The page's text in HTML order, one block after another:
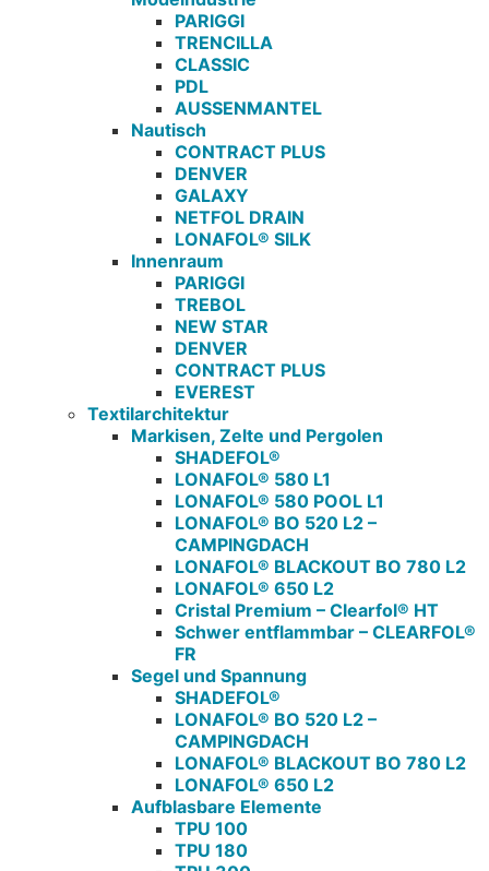
PARIGGI
TRENCILLA
CLASSIC
PDL
AUSSENMANTEL
Nautisch
CONTRACT PLUS
DENVER
GALAXY
NETFOL DRAIN
LONAFOL® SILK
Innenraum
PARIGGI
TREBOL
NEW STAR
DENVER
CONTRACT PLUS
EVEREST
Textilarchitektur
Markisen, Zelte und Pergolen
SHADEFOL®
LONAFOL® 580 L1
LONAFOL® 580 POOL L1
LONAFOL® BO 520 L2 –
CAMPINGDACH
LONAFOL® BLACKOUT BO 780 L2
LONAFOL® 650 L2
Cristal Premium – Clearfol® HT
Schwer entflammbar – CLEARFOL®
FR
Segel und Spannung
SHADEFOL®
LONAFOL® BO 520 L2 –
CAMPINGDACH
LONAFOL® BLACKOUT BO 780 L2
LONAFOL® 650 L2
Aufblasbare Elemente
TPU 100
TPU 180